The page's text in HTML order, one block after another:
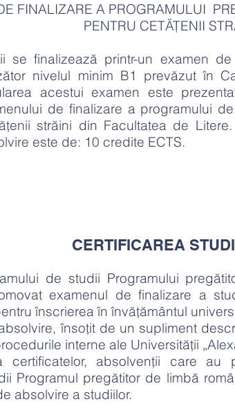
FINALIZARE A PROGRAMULUI
PENTRU CETĂȚENII
se finalizează printr-un examen
nivelul minim B1 prevăzut în
acestui examen este
de finalizare a programului
străini din Facultatea de
este de: 10 credite ECTS.
CERTIFICAREA
de studii Programului
examenul de finalizare a
înscrierea în învăţământul
însoțit de un supliment
interne ale Universității
certificatelor, absolvenţii care au
Programul pregătitor de limbă
absolvire a studiilor.​